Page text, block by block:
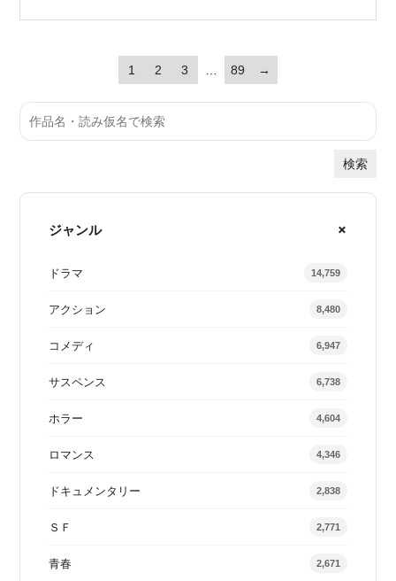
1 2 3 … 89 →
検索
ジャンル
ドラマ 14,759
アクション 8,480
コメディ 6,947
サスペンス 6,738
ホラー 4,604
ロマンス 4,346
ドキュメンタリー 2,838
ＳＦ 2,771
青春 2,671